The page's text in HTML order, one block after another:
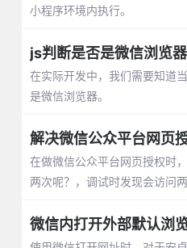
小程序环境内执行。
js判断是否是微信浏览
在实际开发中，我们需要知道
是微信浏览器。
解决微信公众平台网页
在做微信公众平台网页授权时
两次呢？，调试时发现会访问
微信内打开外部默认浏